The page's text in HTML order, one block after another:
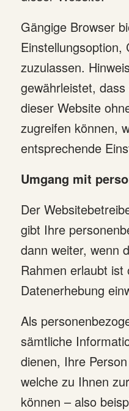
Gängige Browser
Einstellungsoption,
zuzulassen.
gewährleistet,
dieser Website
zugreifen können,
entsprechende
Umgang mit
Der
gibt Ihre
dann weiter, wenn
Rahmen erlaubt ist
Datenerhebung
Als
sämtliche
dienen, Ihre
welche zu Ihnen
können – also